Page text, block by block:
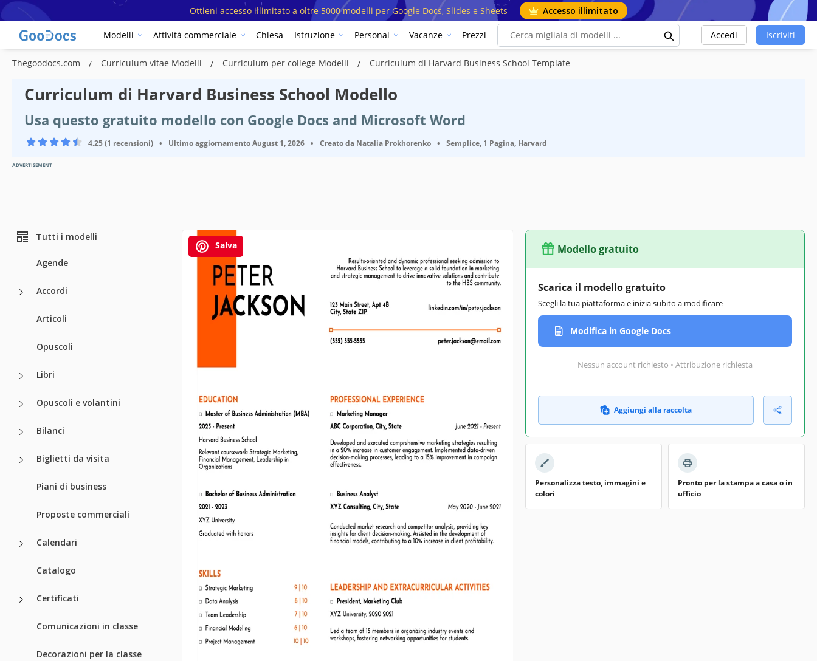
Ottieni accesso illimitato a oltre 5000 modelli per Google Docs, Slides e Sheets Accesso illimitato
Modelli Attività commerciale Chiesa Istruzione Personal Vacanze Prezzi Accedi Iscriviti
Thegoodocs.com Curriculum vitae Modelli Curriculum per college Modelli Curriculum di Harvard Business School Template
Curriculum di Harvard Business School Modello
Usa questo gratuito modello con Google Docs and Microsoft Word
4.25 (1 recensioni) • Ultimo aggiornamentoAugust 1, 2026 • Creato da Natalia Prokhorenko • Semplice, 1 Pagina, Harvard
ADVERTISEMENT
Tutti i modelli
Agende
Accordi
Articoli
Opuscoli
Libri
Opuscoli e volantini
Bilanci
Biglietti da visita
Piani di business
Proposte commerciali
Calendari
Catalogo
Certificati
Comunicazioni in classe
Decorazioni per la classe
Salva Modello gratuito
Scarica il modello gratuito
Scegli la tua piattaforma e inizia subito a modificare
Modifica in Google Docs
Nessun account richiesto • Attribuzione richiesta
Aggiungi alla raccolta
Personalizza testo, immagini e
colori
Pronto per la stampa a casa o in
ufficio